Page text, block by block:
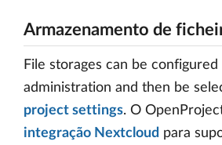
Armazenamento de
File storages can be
administration and then be
project settings. O
integração Nextcloud para